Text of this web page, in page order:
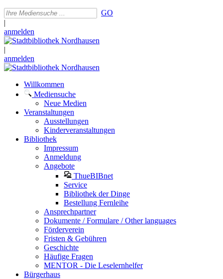
GO
|
anmelden
|
anmelden
Willkommen
Mediensuche
Neue Medien
Veranstaltungen
Ausstellungen
Kinderveranstaltungen
Bibliothek
Impressum
Anmeldung
Angebote
ThueBIBnet
Service
Bibliothek der Dinge
Bestellung Fernleihe
Ansprechpartner
Dokumente / Formulare / Other languages
Förderverein
Fristen & Gebühren
Geschichte
Häufige Fragen
MENTOR - Die Leselernhelfer
Bürgerhaus